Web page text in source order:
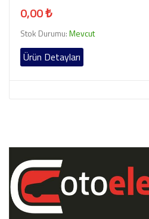
0,00 ₺
Stok Durumu:Mevcut
Ürün Detayları